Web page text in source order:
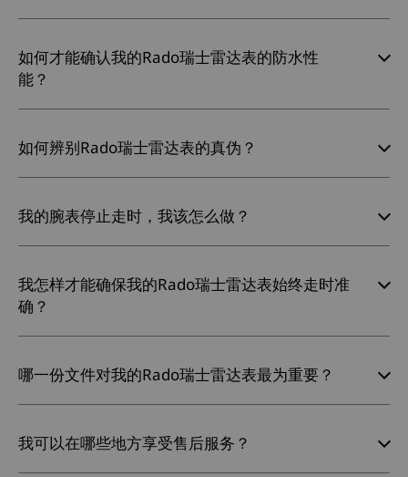
如何才能确认我的Rado瑞士雷达表的防水性
能？
如何辨别Rado瑞士雷达表的真伪？
我的腕表停止走时，我该怎么做？
我怎样才能确保我的Rado瑞士雷达表始终走时准
确？
哪一份文件对我的Rado瑞士雷达表最为重要？
我可以在哪些地方享受售后服务？